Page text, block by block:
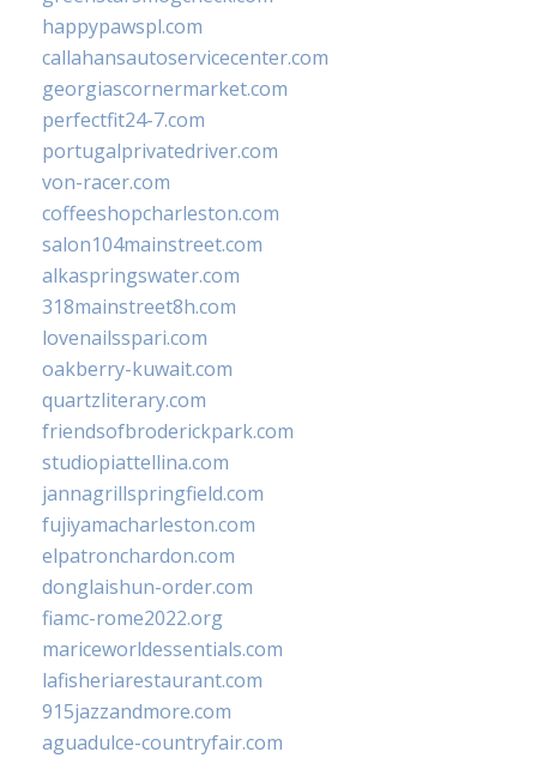
happypawspl.com
callahansautoservicecenter.com
georgiascornermarket.com
perfectfit24-7.com
portugalprivatedriver.com
von-racer.com
coffeeshopcharleston.com
salon104mainstreet.com
alkaspringswater.com
318mainstreet8h.com
lovenailsspari.com
oakberry-kuwait.com
quartzliterary.com
friendsofbroderickpark.com
studiopiattellina.com
jannagrillspringfield.com
fujiyamacharleston.com
elpatronchardon.com
donglaishun-order.com
fiamc-rome2022.org
mariceworldessentials.com
lafisheriarestaurant.com
915jazzandmore.com
aguadulce-countryfair.com